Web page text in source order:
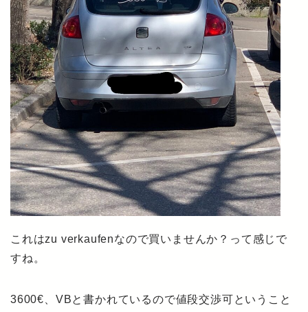
これはzu verkaufenなので買いませんか？って感じで
すね。
3600€、VBと書かれているので値段交渉可ということ